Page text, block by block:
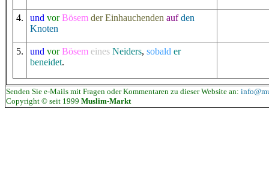
4. und vor Bösem der Einhauchenden auf den
Knoten
5. und vor Bösem eines Neiders, sobald er
beneidet.
Senden Sie e-Mails mit Fragen oder Kommentaren zu dieser Website an:
Copyright © seit 1999 Muslim-Markt